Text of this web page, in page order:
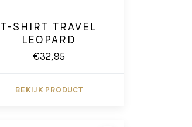
T-SHIRT TRAVEL
LEOPARD
€32,95
BEKIJK PRODUCT